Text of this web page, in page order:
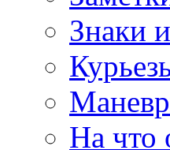
Знаки
На что